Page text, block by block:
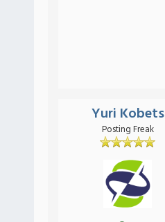
Yuri Kobets
Posting Freak